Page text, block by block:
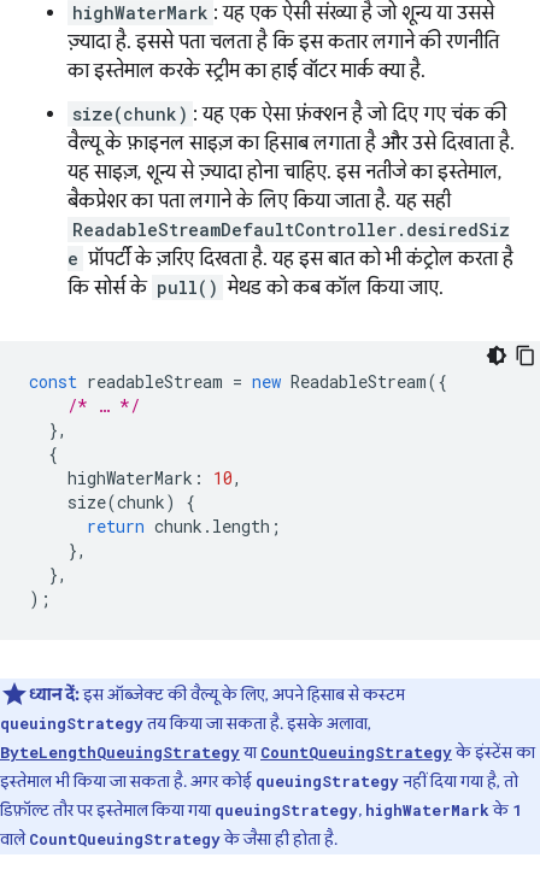
highWaterMark : यह एक ऐसी संख्या है जो शून्य या उससे
ज़्यादा है. इससे पता चलता है कि इस कतार लगाने की रणनीति
का इस्तेमाल करके स्ट्रीम का हाई वॉटर मार्क क्या है.
size(chunk) : यह एक ऐसा फ़ंक्शन है जो दिए गए चंक की
वैल्यू के फ़ाइनल साइज़ का हिसाब लगाता है और उसे दिखाता है.
यह साइज़, शून्य से ज़्यादा होना चाहिए. इस नतीजे का इस्तेमाल,
बैकप्रेशर का पता लगाने के लिए किया जाता है. यह सही
ReadableStreamDefaultController.desiredSiz
e प्रॉपर्टी के ज़रिए दिखता है. यह इस बात को भी कंट्रोल करता है
कि सोर्स के pull() मेथड को कब कॉल किया जाए.
const readableStream = new ReadableStream({
/* … */
},
{
highWaterMark : 10,
size(chunk)
{
return chunk . length ;
},
},
);
ध्यान दें:इस ऑब्जेक्ट की वैल्यू के लिए, अपने हिसाब से कस्टम
queuingStrategyतय किया जा सकता है. इसके अलावा,
ByteLengthQueuingStrategyयाCountQueuingStrategyके इंस्टेंस का
इस्तेमाल भी किया जा सकता है. अगर कोई queuingStrategyनहीं दिया गया है, तो
डिफ़ॉल्ट तौर पर इस्तेमाल किया गयाqueuingStrategy, highWaterMarkके 1
वालेCountQueuingStrategyके जैसा ही होता है.